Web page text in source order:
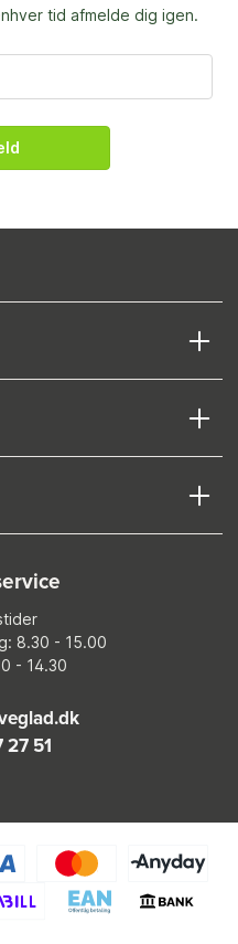
tid afmelde dig igen.
8.30 - 15.00
- 14.30
27 51